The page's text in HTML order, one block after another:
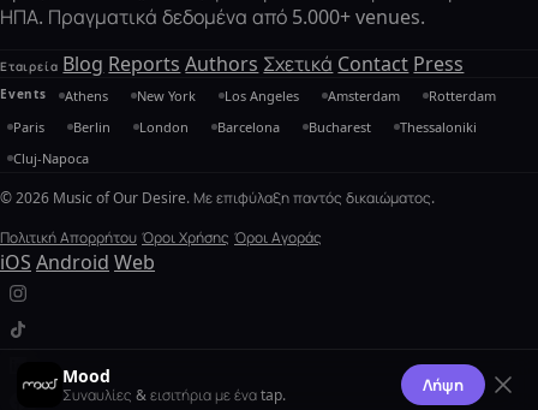
ΗΠΑ. Πραγματικά δεδομένα από 5.000+ venues.
Εταιρεία Blog Reports Authors Σχετικά Contact Press
Events Athens New York Los Angeles Amsterdam
Rotterdam
Paris
Berlin London Barcelona Bucharest
Thessaloniki
Cluj-Napoca
© 2026 Music of Our Desire. Με επιφύλαξη παντός δικαιώματος.
Πολιτική Απορρήτου Όροι Χρήσης Όροι Αγοράς
iOS Android Web
Mood
Συναυλίες & εισιτήρια με ένα tap. Λήψη